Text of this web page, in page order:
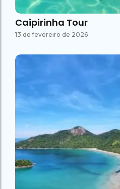
Caipirinha Tour
13 de fevereiro de 2026